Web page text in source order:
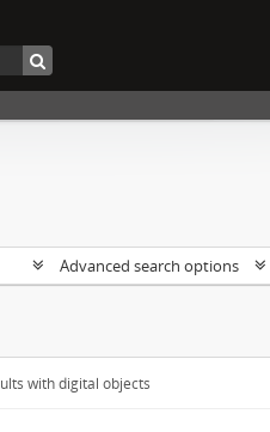
Advanced search options
with digital objects